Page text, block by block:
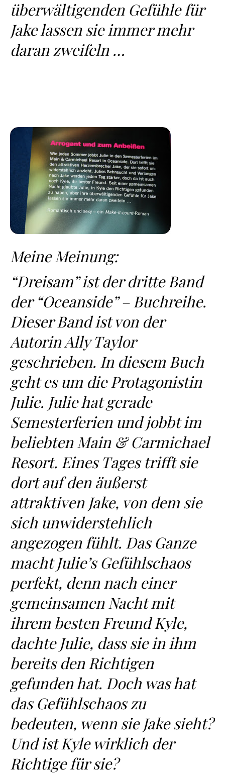
überwältigenden Gefühle für
Jake lassen sie immer mehr
daran zweifeln …
Meine Meinung:
“Dreisam” ist der dritte Band
der “Oceanside” – Buchreihe.
Dieser Band ist von der
Autorin Ally Taylor
geschrieben. In diesem Buch
geht es um die Protagonistin
Julie. Julie hat gerade
Semesterferien und jobbt im
beliebten Main & Carmichael
Resort. Eines Tages trifft sie
dort auf den äußerst
attraktiven Jake, von dem sie
sich unwiderstehlich
angezogen fühlt. Das Ganze
macht Julie’s Gefühlschaos
perfekt, denn nach einer
gemeinsamen Nacht mit
ihrem besten Freund Kyle,
dachte Julie, dass sie in ihm
bereits den Richtigen
gefunden hat. Doch was hat
das Gefühlschaos zu
bedeuten, wenn sie Jake sieht?
Und ist Kyle wirklich der
Richtige für sie?